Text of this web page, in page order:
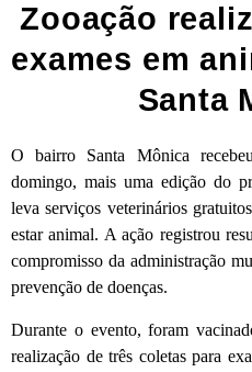
Zooação
exames em
Santa
O bairro Santa Mônica
domingo, mais uma edição do
leva serviços veterinários
estar animal. A ação registrou
compromisso da administração
prevenção de doenças.
Durante o evento, foram
realização de três coletas para